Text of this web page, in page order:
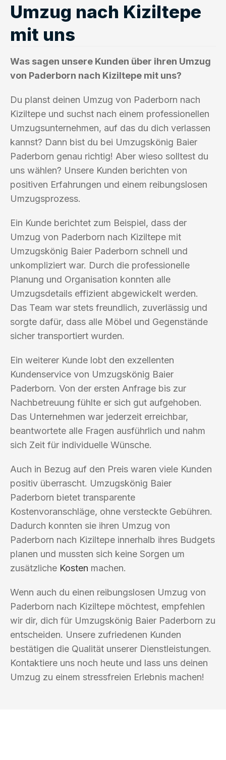
Umzug nach Kiziltepe
mit uns
Was sagen unsere Kunden über ihren Umzug
von Paderborn nach Kiziltepe mit uns?
Du planst deinen Umzug von Paderborn nach
Kiziltepe und suchst nach einem professionellen
Umzugsunternehmen, auf das du dich verlassen
kannst? Dann bist du bei Umzugskönig Baier
Paderborn genau richtig! Aber wieso solltest du
uns wählen? Unsere Kunden berichten von
positiven Erfahrungen und einem reibungslosen
Umzugsprozess.
Ein Kunde berichtet zum Beispiel, dass der
Umzug von Paderborn nach Kiziltepe mit
Umzugskönig Baier Paderborn schnell und
unkompliziert war. Durch die professionelle
Planung und Organisation konnten alle
Umzugsdetails effizient abgewickelt werden.
Das Team war stets freundlich, zuverlässig und
sorgte dafür, dass alle Möbel und Gegenstände
sicher transportiert wurden.
Ein weiterer Kunde lobt den exzellenten
Kundenservice von Umzugskönig Baier
Paderborn. Von der ersten Anfrage bis zur
Nachbetreuung fühlte er sich gut aufgehoben.
Das Unternehmen war jederzeit erreichbar,
beantwortete alle Fragen ausführlich und nahm
sich Zeit für individuelle Wünsche.
Auch in Bezug auf den Preis waren viele Kunden
positiv überrascht. Umzugskönig Baier
Paderborn bietet transparente
Kostenvoranschläge, ohne versteckte Gebühren.
Dadurch konnten sie ihren Umzug von
Paderborn nach Kiziltepe innerhalb ihres Budgets
planen und mussten sich keine Sorgen um
zusätzliche Kosten machen.
Wenn auch du einen reibungslosen Umzug von
Paderborn nach Kiziltepe möchtest, empfehlen
wir dir, dich für Umzugskönig Baier Paderborn zu
entscheiden. Unsere zufriedenen Kunden
bestätigen die Qualität unserer Dienstleistungen.
Kontaktiere uns noch heute und lass uns deinen
Umzug zu einem stressfreien Erlebnis machen!